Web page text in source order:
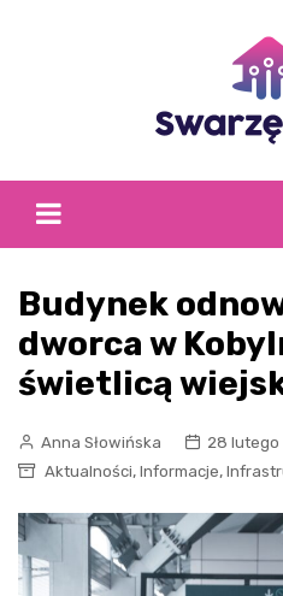
Budynek
dworca w
świetlicą
Anna Słowińska
28 lutego
Aktualności, Informacje,